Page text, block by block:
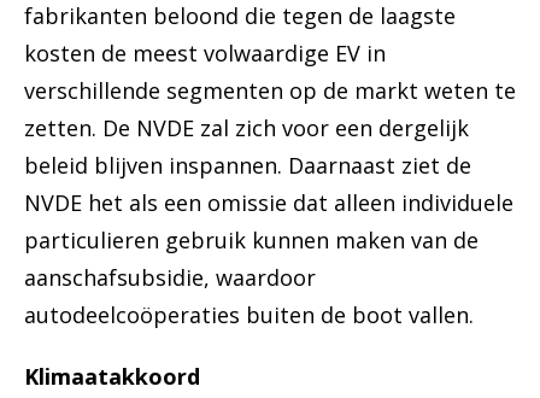
fabrikanten beloond die tegen de laagste
kosten de meest volwaardige EV in
verschillende segmenten op de markt weten te
zetten. De NVDE zal zich voor een dergelijk
beleid blijven inspannen. Daarnaast ziet de
NVDE het als een omissie dat alleen individuele
particulieren gebruik kunnen maken van de
aanschafsubsidie, waardoor
autodeelcoöperaties buiten de boot vallen.
Klimaatakkoord